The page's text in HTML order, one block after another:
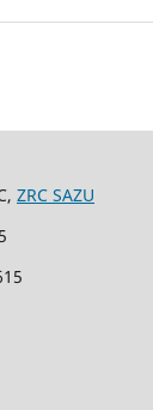
ZRC SAZU